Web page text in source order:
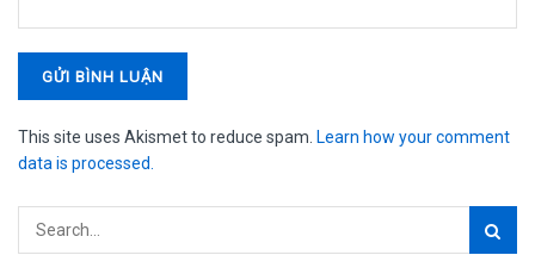
This site uses Akismet to reduce spam. Learn how your comment
data is processed.